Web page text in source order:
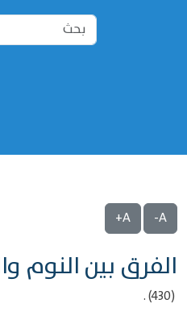
A-
A+
الفرق بين النوم
(430) .